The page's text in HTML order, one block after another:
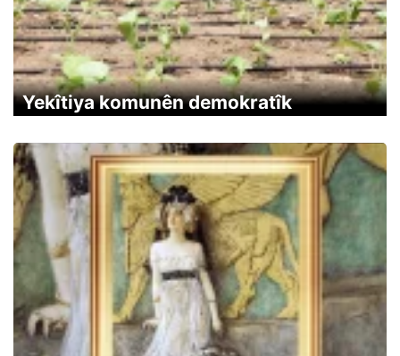
Yekîtiya komunên demokratîk